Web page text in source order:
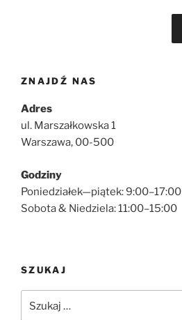
ZNAJDŹ NAS
Adres
ul. Marszałkowska 1
Warszawa, 00-500
Godziny
Poniedziałek—piątek: 9:00–17:00
Sobota & Niedziela: 11:00–15:00
SZUKAJ